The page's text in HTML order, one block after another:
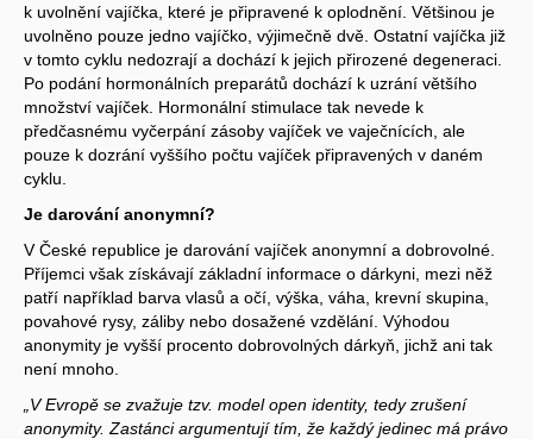
k uvolnění vajíčka, které je připravené k oplodnění. Většinou je
uvolněno pouze jedno vajíčko, výjimečně dvě. Ostatní vajíčka již
v tomto cyklu nedozrají a dochází k jejich přirozené degeneraci.
Po podání hormonálních preparátů dochází k uzrání většího
množství vajíček. Hormonální stimulace tak nevede k
předčasnému vyčerpání zásoby vajíček ve vaječnících, ale
pouze k dozrání vyššího počtu vajíček připravených v daném
cyklu.
Je darování anonymní?
V České republice je darování vajíček anonymní a dobrovolné.
Příjemci však získávají základní informace o dárkyni, mezi něž
patří například barva vlasů a očí, výška, váha, krevní skupina,
povahové rysy, záliby nebo dosažené vzdělání. Výhodou
anonymity je vyšší procento dobrovolných dárkyň, jichž ani tak
není mnoho.
„V Evropě se zvažuje tzv. model open identity, tedy zrušení
anonymity. Zastánci argumentují tím, že každý jedinec má právo